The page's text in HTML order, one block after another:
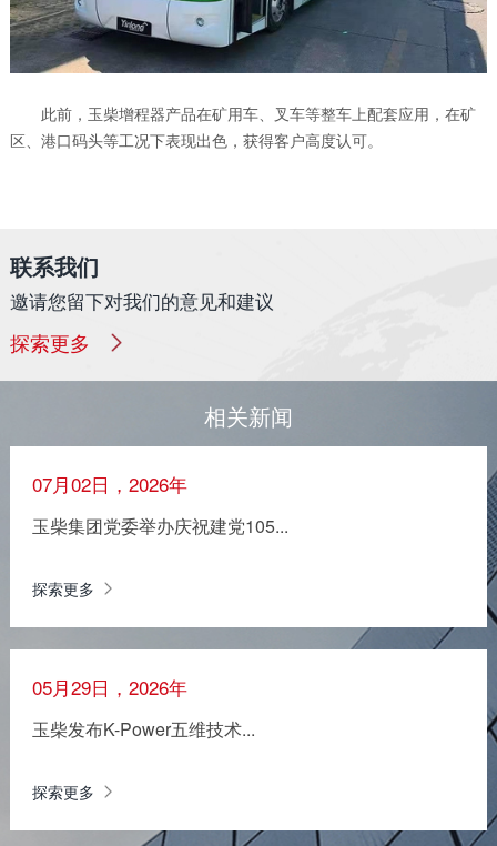
此前，玉柴增程器产品在矿用车、叉车等整车上配套应用，在矿
区、港口码头等工况下表现出色，获得客户高度认可。
联系我们
邀请您留下对我们的意见和建议
探索更多
相关新闻
07月02日，2026年
玉柴集团党委举办庆祝建党105...
探索更多
05月29日，2026年
玉柴发布K-Power五维技术...
探索更多